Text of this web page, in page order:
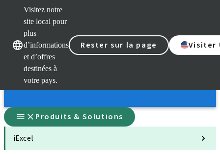
Visitez notre
site local pour
plus
d’informations
et d’offres
destinées à
votre pays.
Rester sur la page
Visiter
Nos marquesNos marques
Produits & Solutions
iExcel